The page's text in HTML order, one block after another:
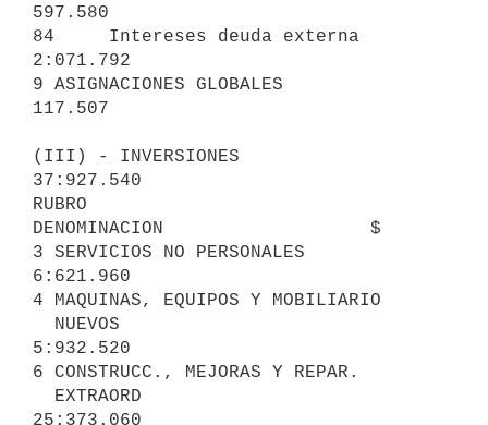
597.580
84     Intereses deuda externa
2:071.792
9 ASIGNACIONES GLOBALES
117.507
(III) - INVERSIONES
37:927.540
RUBRO
DENOMINACION                   $
3 SERVICIOS NO PERSONALES
6:621.960
4 MAQUINAS, EQUIPOS Y MOBILIARIO
5:932.520
6 CONSTRUCC., MEJORAS Y REPAR.
25:373.060